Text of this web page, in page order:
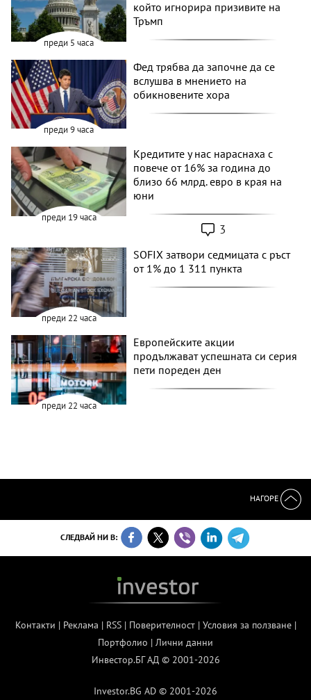
преди 5 часа
който игнорира призивите на
Тръмп
преди 9 часа
Фед трябва да започне да се
вслушва в мнението на
обикновените хора
преди 19 часа
Кредитите у нас нараснаха с
повече от 16% за година до
близо 66 млрд. евро в края на
юни
3
преди 22 часа
SOFIX затвори седмицата с ръст
от 1% до 1 311 пункта
преди 22 часа
Европейските акции
продължават успешната си серия
пети пореден ден
НАГОРЕ
СЛЕДВАЙ НИ В:
Контакти | Реклама | RSS| Поверителност| Условия за ползване|
Портфолио | Лични данни
Инвестор.БГ АД © 2001-2026
Investor.BG AD © 2001-2026